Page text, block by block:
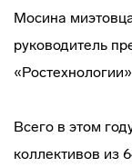
Мосина
руководитель
Всего в этом
коллективов из